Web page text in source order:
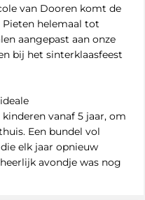
van Dooren komt de
Pieten helemaal tot
aangepast aan onze
bij het sinterklaasfeest
vanaf 5 jaar, om
Een bundel vol
elk jaar opnieuw
avondje was nog